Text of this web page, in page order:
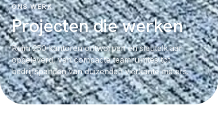
ONS WERK
Projecten die werken
Ruim 250 kantoren ontworpen en sleutelklaar
opgeleverd, van compacte teamruimtes tot
bedrijfspanden van duizenden vierkante meters.